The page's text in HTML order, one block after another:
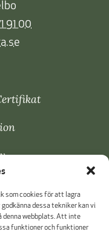
som cookies för att lagra
dessa tekniker kan vi
denna webbplats. Att inte
funktioner och funktioner
91 00